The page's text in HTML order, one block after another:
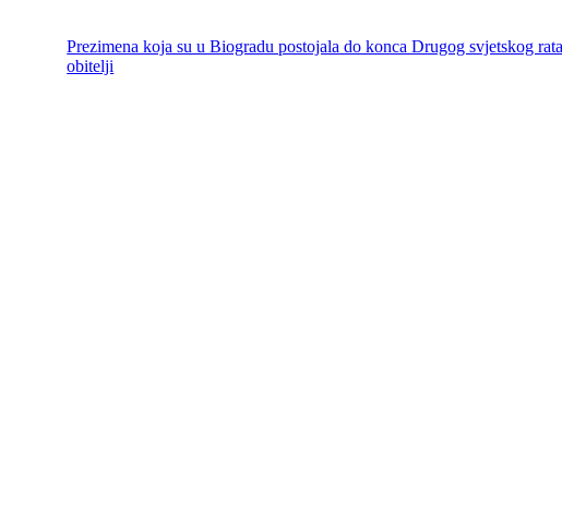
Prezimena koja su u Biogradu postojala do konca Drugog svjetskog
obitelji